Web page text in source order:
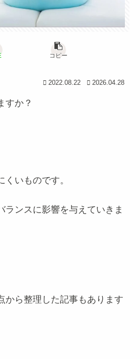
コピー
2022.08.22 2026.04.28
すか？
いものです。
ンスに影響を与えていきま
から整理した記事もあります